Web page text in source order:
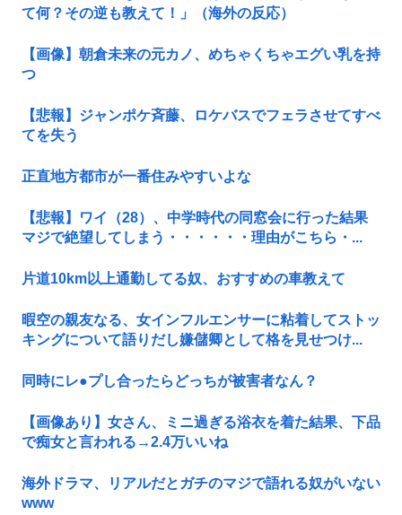
て何？その逆も教えて！」（海外の反応）
【画像】朝倉未来の元カノ、めちゃくちゃエグい乳を持
つ
【悲報】ジャンポケ斉藤、ロケバスでフェラさせてすべ
てを失う
正直地方都市が一番住みやすいよな
【悲報】ワイ（28）、中学時代の同窓会に行った結果
マジで絶望してしまう・・・・・・理由がこちら・...
片道10km以上通勤してる奴、おすすめの車教えて
暇空の親友なる、女インフルエンサーに粘着してストッ
キングについて語りだし嫌儲卿として格を見せつけ...
同時にレ●プし合ったらどっちが被害者なん？
【画像あり】女さん、ミニ過ぎる浴衣を着た結果、下品
で痴女と言われる→2.4万いいね
海外ドラマ、リアルだとガチのマジで語れる奴がいない
www